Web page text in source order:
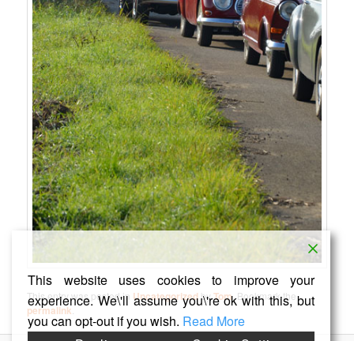
This entry was posted in UncategorizedbyTom. Bookmark the
permalink.
This website uses cookies to improve your
experience. We\'ll assume you\'re ok with this, but
you can opt-out if you wish. Read More